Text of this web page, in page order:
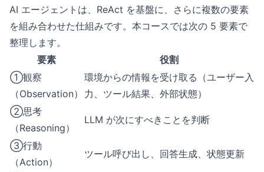
AI エージェントは、ReAct を基盤に、さらに複数の要素
を組み合わせた仕組みです。本コースでは次の 5 要素で
整理します。
要素
役割
①観察
（Observation）
環境からの情報を受け取る（ユーザー入
力、ツール結果、外部状態）
②思考
（Reasoning）
LLM が次にすべきことを判断
③行動
（Action）
ツール呼び出し、回答生成、状態更新